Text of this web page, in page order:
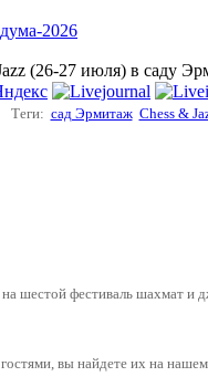
2026
(26-27 июля) в саду
Теги: сад Эрмитаж Chess &
фестиваль шахмат и
вы найдете их на